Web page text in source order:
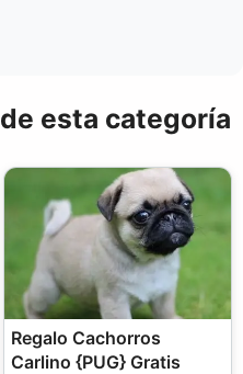
de esta categoría
Regalo Cachorros
Carlino {PUG} Gratis